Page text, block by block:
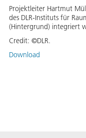
Projektleiter Hartmut
des DLR-Instituts für
(Hintergrund) integriert
Credit: ©DLR.
Download